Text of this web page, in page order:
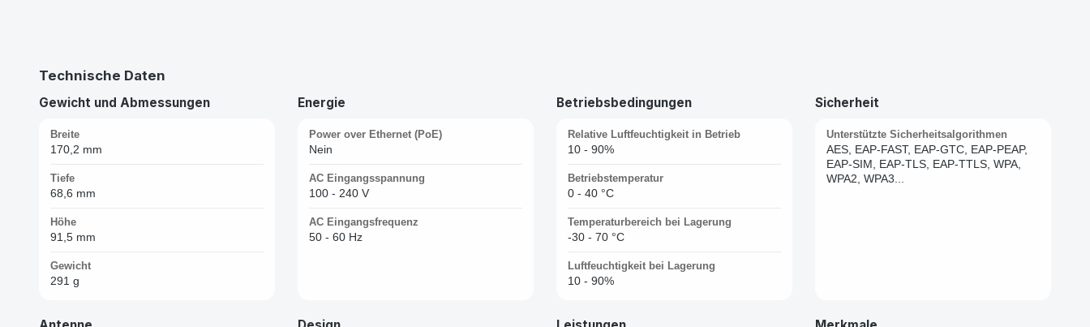
Technische Daten
Gewicht und Abmessungen
Breite
170,2 mm
Tiefe
68,6 mm
Höhe
91,5 mm
Gewicht
291 g
Energie
Power over Ethernet (PoE)
Nein
AC Eingangsspannung
100 - 240 V
AC Eingangsfrequenz
50 - 60 Hz
Betriebsbedingungen
Relative Luftfeuchtigkeit in Betrieb
10 - 90%
Betriebstemperatur
0 - 40 °C
Temperaturbereich bei Lagerung
-30 - 70 °C
Luftfeuchtigkeit bei Lagerung
10 - 90%
Sicherheit
Unterstützte Sicherheitsalgorithmen
AES, EAP-FAST, EAP-GTC, EAP-PEAP,
EAP-SIM, EAP-TLS, EAP-TTLS, WPA,
WPA2, WPA3...